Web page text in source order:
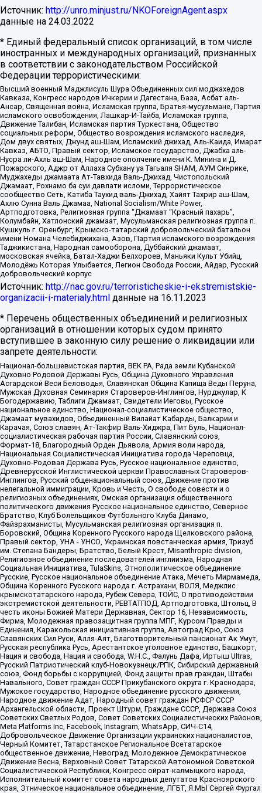
Источник: http://unro.minjust.ru/NKOForeignAgent.aspx
данные на 24.03.2022
* Единый федеральный список организаций, в том числе
иностранных и международных организаций, признанных
в соответствии с законодательством Российской
Федерации террористическими:
Высший военный Маджлисуль Шура Объединенных сил моджахедов
Кавказа, Конгресс народов Ичкерии и Дагестана, База, Асбат аль-
Ансар, Священная война, Исламская группа, Братья-мусульмане, Партия
исламского освобождения, Лашкар-И-Тайба, Исламская группа,
Движение Талибан, Исламская партия Туркестана, Общество
социальных реформ, Общество возрождения исламского наследия,
Дом двух святых, Джунд аш-Шам, Исламский джихад, Аль-Каида, Имарат
Кавказ, АБТО, Правый сектор, Исламское государство, Джабха аль-
Нусра ли-Ахль аш-Шам, Народное ополчение имени К. Минина и Д.
Пожарского, Аджр от Аллаха Субхану уа Тагьаля SHAM, АУМ Синрике,
Муджахеды джамаата Ат-Тавхида Валь-Джихад, Чистопольский
Джамаат, Рохнамо ба суи давлати исломи, Террористическое
сообщество Сеть, Катиба Таухид валь-Джихад, Хайят Тахрир аш-Шам,
Ахлю Сунна Валь Джамаа, National Socialism/White Power,
Артподготовка, Религиозная группа “Джамаат “Красный пахарь”,
Колумбайн, Хатлонский джамаат, Мусульманская религиозная группа п.
Кушкуль г. Оренбург, Крымско-татарский добровольческий батальон
имени Номана Челебиджихана, Азов, Партия исламского возрождения
Таджикистана, Народная самооборона, Дуббайский джамаат,
московская ячейка, Батал-Хаджи Белхороев, Маньяки Культ Убийц,
Молодёжь Которая Улыбается, Легион Свобода России, Айдар, Русский
добровольческий корпус
Источник: http://nac.gov.ru/terroristicheskie-i-ekstremistskie-
organizacii-i-materialy.html данные на 16.11.2023
* Перечень общественных объединений и религиозных
организаций в отношении которых судом принято
вступившее в законную силу решение о ликвидации или
запрете деятельности:
Национал-большевистская партия, ВЕК РА, Рада земли Кубанской
Духовно Родовой Державы Русь, Община Духовного Управления
Асгардской Веси Беловодья, Славянская Община Капища Веды Перуна,
Мужская Духовная Семинария Староверов-Инглингов, Нурджулар, К
Богодержавию, Таблиги Джамаат, Свидетели Иеговы, Русское
национальное единство, Национал-социалистическое общество,
Джамаат мувахидов, Объединенный Вилайат Кабарды, Балкарии и
Карачая, Союз славян, Ат-Такфир Валь-Хиджра, Пит Буль, Национал-
социалистическая рабочая партия России, Славянский союз,
Формат-18, Благородный Орден Дьявола, Армия воли народа,
Национальная Социалистическая Инициатива города Череповца,
Духовно-Родовая Держава Русь, Русское национальное единство,
Древнерусской Инглистической церкви Православных Староверов-
Инглингов, Русский общенациональный союз, Движение против
нелегальной иммиграции, Кровь и Честь, О свободе совести и о
религиозных объединениях, Омская организация общественного
политического движения Русское национальное единство, Северное
Братство, Клуб Болельщиков Футбольного Клуба Динамо,
Файзрахманисты, Мусульманская религиозная организация п.
Боровский, Община Коренного Русского народа Щелковского района,
Правый сектор, УНА - УНСО, Украинская повстанческая армия, Тризуб
им. Степана Бандеры, Братство, Белый Крест, Misanthropic division,
Религиозное объединение последователей инглиизма, Народная
Социальная Инициатива, TulaSkins, Этнополитическое объединение
Русские, Русское национальное объединение Атака, Мечеть Мирмамеда,
Община Коренного Русского народа г. Астрахани, ВОЛЯ, Меджлис
крымскотатарского народа, Рубеж Севера, ТОЙС, О противодействии
экстремистской деятельности, РЕВТАТПОД, Артподготовка, Штольц, В
честь иконы Божией Матери Державная, Сектор 16, Независимость,
Фирма, Молодежная правозащитная группа МПГ, Курсом Правды и
Единения, Каракольская инициативная группа, Автоград Крю, Союз
Славянских Сил Руси, Алля-Аят, Благотворительный пансионат Ак Умут,
Русская республика Русь, Арестантское уголовное единство, Башкорт,
Нация и свобода, Нация и свобода, W.H.С., Фалунь Дафа, Иртыш Ultras,
Русский Патриотический клуб-Новокузнецк/РПК, Сибирский державный
союз, Фонд борьбы с коррупцией, Фонд защиты прав граждан, Штабы
Навального, Совет граждан СССР Прикубанского округа г. Краснодара,
Мужское государство, Народное объединение русского движения,
Народное движение Адат, Народный совет граждан РСФСР СССР
Архангельской области, Проект Штурм, Граждане СССР, Держава Союз
Советских Светлых Родов, Совет Советских Социалистических Районов,
Meta Platforms Inc, Facebook, Instagram, WhatsApp, СИЧ-С14,
Добровольческое Движение Организации украинских националистов,
Черный Комитет, Татарстанское Региональное Всетатарское
общественное движение, Невоград, Молодежное Демократическое
Движение Весна, Верховный Совет Татарской Автономной Советской
Социалистической Республики, Конгресс ойрат-калмыцкого народа,
Исполнительный комитет совета народных депутатов Красноярского
края, Этническое национальное объединение, ЛГБТ, Я.МЫ Сергей Фургал